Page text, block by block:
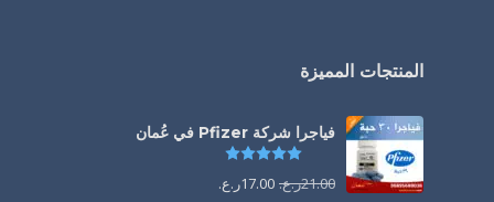
المنتجات المميزة
فياجرا شركة Pfizer في عُمان
21.00ر.ع. 17.00ر.ع.